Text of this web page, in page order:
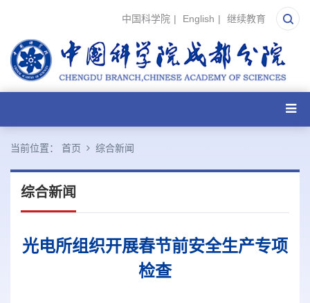
中国科学院 | English | 继续教育
当前位置： 首页 综合新闻
综合新闻
光电所组织开展春节前安全生产专项
检查